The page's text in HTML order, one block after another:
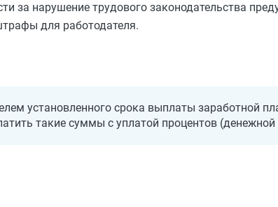
за нарушение трудового законодательства
для работодателя.
установленного срока выплаты заработной
такие суммы с уплатой процентов